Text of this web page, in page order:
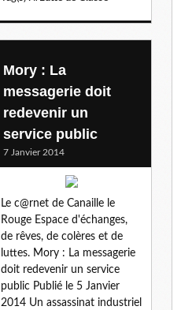
Mory : La
messagerie doit
redevenir un
service public
7 Janvier 2014
Le c@rnet de Canaille le
Rouge Espace d'échanges,
de rêves, de colères et de
luttes. Mory : La messagerie
doit redevenir un service
public Publié le 5 Janvier
2014 Un assassinat industriel